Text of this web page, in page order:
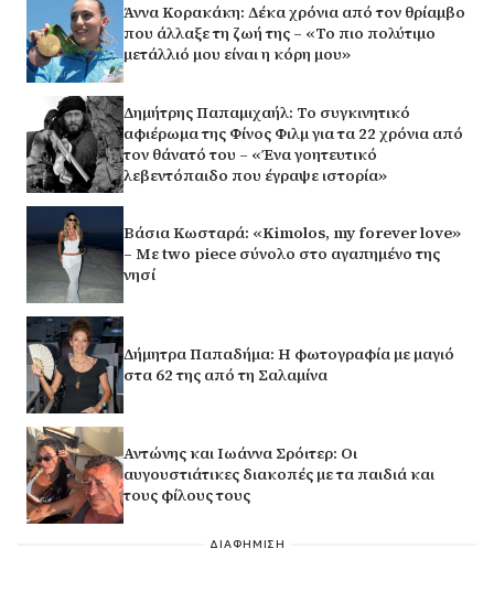
Άννα Κορακάκη: Δέκα χρόνια από τον θρίαμβο
που άλλαξε τη ζωή της – «Το πιο πολύτιμο
μετάλλιό μου είναι η κόρη μου»
Δημήτρης Παπαμιχαήλ: Το συγκινητικό
αφιέρωμα της Φίνος Φιλμ για τα 22 χρόνια από
τον θάνατό του – «Ένα γοητευτικό
λεβεντόπαιδο που έγραψε ιστορία»
Βάσια Κωσταρά: «Kimolos, my forever love»
– Με two piece σύνολο στο αγαπημένο της
νησί
Δήμητρα Παπαδήμα: Η φωτογραφία με μαγιό
στα 62 της από τη Σαλαμίνα
Αντώνης και Ιωάννα Σρόιτερ: Οι
αυγουστιάτικες διακοπές με τα παιδιά και
τους φίλους τους
ΔΙΑΦΗΜΙΣΗ